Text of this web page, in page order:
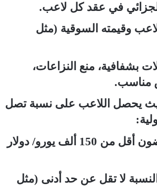
في عقد كل لاعب.
وقيمته السوقية (مثل
بشفافية، منع النزاعات،
مناسب.
بحيث يحصل اللاعب على نسبة تصل
– يعد هذا الشرط إلزامي للاعبين الذين يتقاضون أقل من 150 ألف يورو/ دولار
لا تقل عن حد أدنى (مثل